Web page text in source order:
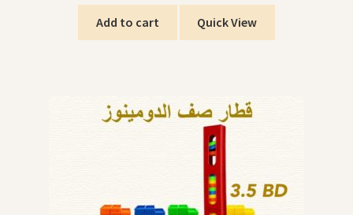
Add to cart Quick View